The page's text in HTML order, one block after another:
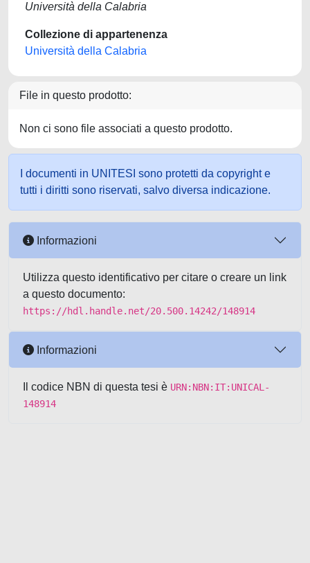
Università della Calabria
Collezione di appartenenza
Università della Calabria
File in questo prodotto:
Non ci sono file associati a questo prodotto.
I documenti in UNITESI sono protetti da copyright e
tutti i diritti sono riservati, salvo diversa indicazione.
Informazioni
Utilizza questo identificativo per citare o creare un link
a questo documento:
https://hdl.handle.net/20.500.14242/148914
Informazioni
Il codice NBN di questa tesi è URN:NBN:IT:UNICAL-
148914